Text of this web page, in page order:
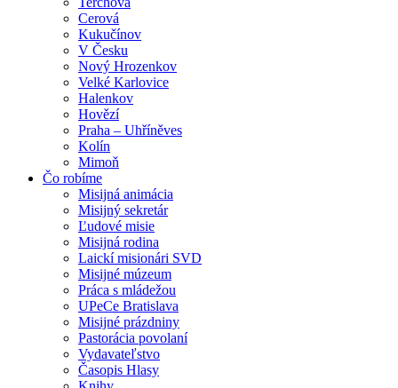
Cerová
Kukučínov
V Česku
Nový Hrozenkov
Velké Karlovice
Halenkov
Hovězí
Praha – Uhříněves
Kolín
Mimoň
Čo robíme
Misijná animácia
Misijný sekretár
Ľudové misie
Misijná rodina
Laickí misionári SVD
Misijné múzeum
Práca s mládežou
UPeCe Bratislava
Misijné prázdniny
Pastorácia povolaní
Vydavateľstvo
Časopis Hlasy